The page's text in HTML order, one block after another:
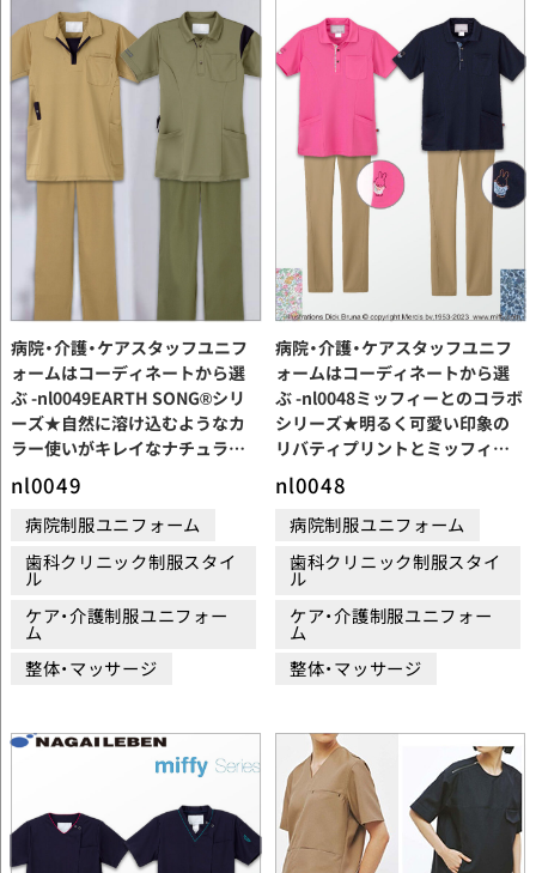
病院・介護・ケアスタッフユニフ
ォームはコーディネートから選
ぶ -nl0049EARTH SONG®シリ
ーズ★自然に溶け込むようなカ
ラー使いがキレイなナチュラル
コーディネート
nl0049
病院制服ユニフォーム
歯科クリニック制服スタイ
ル
ケア・介護制服ユニフォー
ム
整体・マッサージ
病院・介護・ケアスタッフユニフ
ォームはコーディネートから選
ぶ -nl0048ミッフィーとのコラボ
シリーズ★明るく可愛い印象の
リバティプリントとミッフィー
ポロシャツのコーディネート
nl0048
病院制服ユニフォーム
歯科クリニック制服スタイ
ル
ケア・介護制服ユニフォー
ム
整体・マッサージ